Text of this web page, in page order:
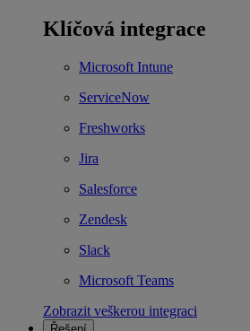
Klíčová integrace
Microsoft Intune
ServiceNow
Freshworks
Jira
Salesforce
Zendesk
Slack
Microsoft Teams
Zobrazit veškerou integraci